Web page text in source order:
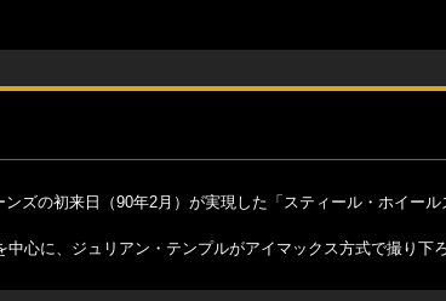
ズの初来日（90年2月）が実現した「スティール・ホイー
心に、ジュリアン・テンプルがアイマックス方式で撮り下